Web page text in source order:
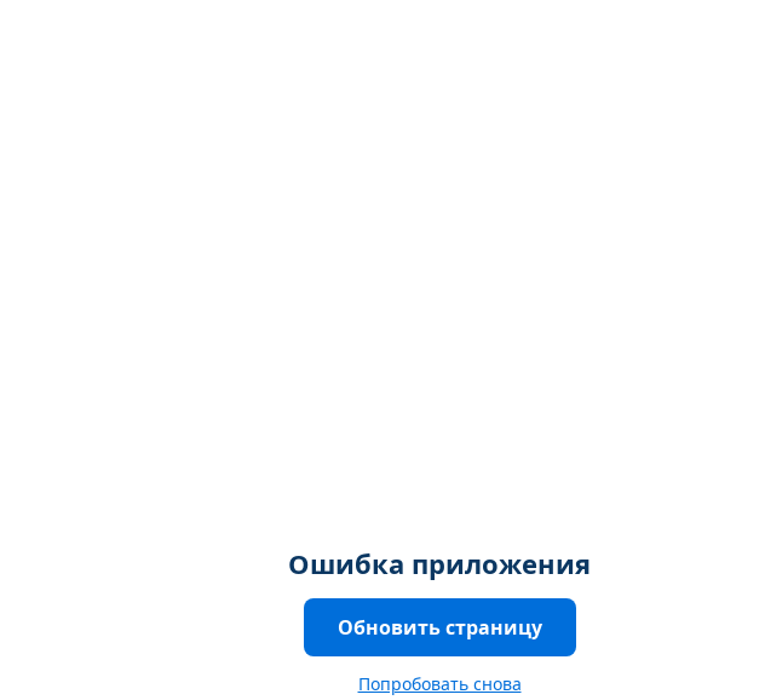
Ошибка приложения
Обновить страницу
Попробовать снова